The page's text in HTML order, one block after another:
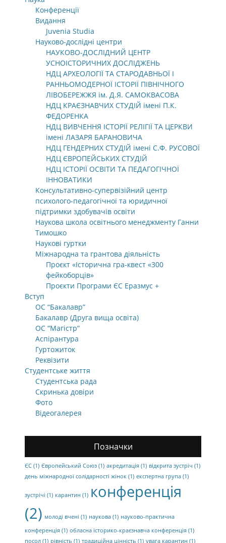
Конференції
Видання
Juvenia Studia
Науково-дослідні центри
НАУКОВО-ДОСЛІДНИЙ ЦЕНТР
УСНОІСТОРИЧНИХ ДОСЛІДЖЕНЬ
НДЦ АРХЕОЛОГІЇ ТА СТАРОДАВНЬОЇ І
РАННЬОМОДЕРНОЇ ІСТОРІЇ ПІВНІЧНОГО
ЛІВОБЕРЕЖЖЯ ім. Д.Я. САМОКВАСОВА
НДЦ КРАЄЗНАВЧИХ СТУДІЙ імені П.К.
ФЕДОРЕНКА
НДЦ ВИВЧЕННЯ ІСТОРІЇ РЕЛІГІЇ ТА ЦЕРКВИ
імені ЛАЗАРЯ БАРАНОВИЧА
НДЦ ГЕНДЕРНИХ СТУДІЙ імені С.Ф. РУСОВОЇ
НДЦ ЄВРОПЕЙСЬКИХ СТУДІЙ
НДЦ ІСТОРІЇ ОСВІТИ ТА ПЕДАГОГІЧНОЇ
ІННОВАТИКИ
Консультативно-супервізійний центр
психолого-педагогічної та юридичної
підтримки здобувачів освіти
Наукова школа освітнього менеджменту Ганни
Тимошко
Наукові гуртки
Міжнародна та грантова діяльність
Проєкт «Історична гра-квест «300
фейкоборців»
Проєкти Програми ЄС Еразмус +
Вступ
ОС “Бакалавр”
Бакалавр (Друга вища освіта)
ОС “Магістр”
Аспірантура
Гуртожиток
Реквізити
Студентське життя
Студентська рада
Скринька довіри
Фото
Відеогалерея
Позначки
ЄС (1) Європейський Союз (1) акредитація (1) відкрита зустріч (1)
день міжнародної солідарності жінок (1) експертна група (1)
зустрічі (1) карантин (1) конференція
(2) молоді вчені (1) наукова (1) науково-практична
конференція (1) обласна історико-краєзнавча конференція (1)
посол (1) рівність (1) традиційна цінність (1) увага карантин (1)